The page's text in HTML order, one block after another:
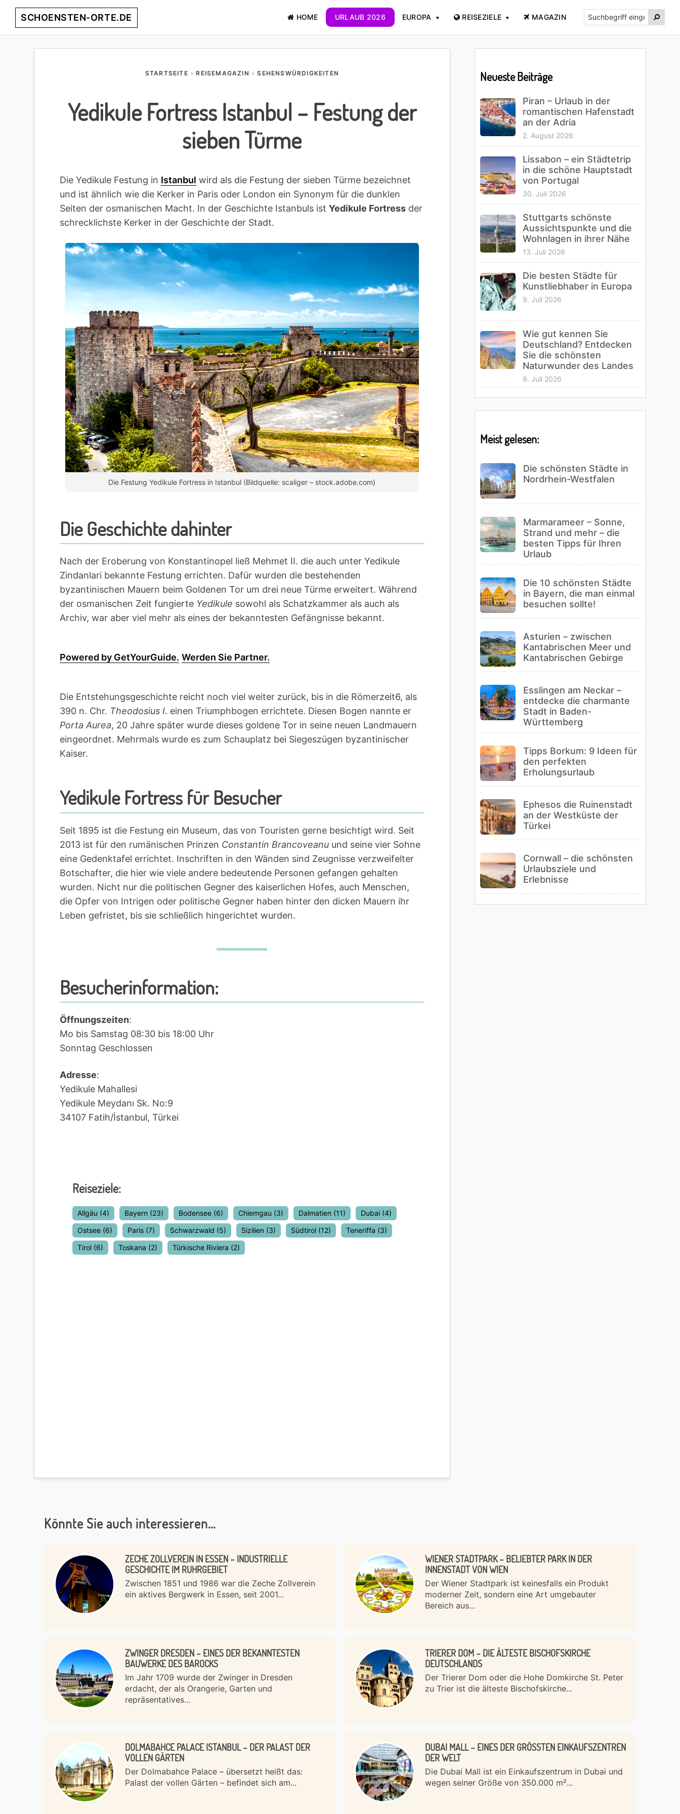
Skip
navigation
Skip
content
Skip
Skip
SCHOENSTEN-ORTE.DE HOME URLAUB 2026 EUROPA REISEZIELE MAGAZIN
Suchbegriff
eingeben...

STARTSEITE »REISEMAGAZIN »SEHENSWÜRDIGKEITEN
Yedikule Fortress Istanbul – Festung der
sieben Türme
Die Yedikule Festung in Istanbul wird als die Festung der sieben Türme bezeichnet
und ist ähnlich wie die Kerker in Paris oder London ein Synonym für die dunklen
Seiten der osmanischen Macht. In der Geschichte Istanbuls ist Yedikule Fortress der
schrecklichste Kerker in der Geschichte der Stadt.
Die Festung Yedikule Fortress in Istanbul (Bildquelle: scaliger – stock.adobe.com)
Die Geschichte dahinter
Nach der Eroberung von Konstantinopel ließ Mehmet II. die auch unter Yedikule
Zindanlari bekannte Festung errichten. Dafür wurden die bestehenden
byzantinischen Mauern beim Goldenen Tor um drei neue Türme erweitert. Während
der osmanischen Zeit fungierte Yedikule sowohl als Schatzkammer als auch als
Archiv, war aber viel mehr als eines der bekanntesten Gefängnisse bekannt.
Powered by GetYourGuide. Werden Sie Partner.
Die Entstehungsgeschichte reicht noch viel weiter zurück, bis in die Römerzeit6, als
390 n. Chr. Theodosius I. einen Triumphbogen errichtete. Diesen Bogen nannte er
Porta Aurea, 20 Jahre später wurde dieses goldene Tor in seine neuen Landmauern
eingeordnet. Mehrmals wurde es zum Schauplatz bei Siegeszügen byzantinischer
Kaiser.
Yedikule Fortress für Besucher
Seit 1895 ist die Festung ein Museum, das von Touristen gerne besichtigt wird. Seit
2013 ist für den rumänischen Prinzen Constantin Brancoveanu und seine vier Sohne
eine Gedenktafel errichtet. Inschriften in den Wänden sind Zeugnisse verzweifelter
Botschafter, die hier wie viele andere bedeutende Personen gefangen gehalten
wurden. Nicht nur die politischen Gegner des kaiserlichen Hofes, auch Menschen,
die Opfer von Intrigen oder politische Gegner haben hinter den dicken Mauern ihr
Leben gefristet, bis sie schließlich hingerichtet wurden.
Besucherinformation:
Öffnungszeiten:
Mo bis Samstag 08:30 bis 18:00 Uhr
Sonntag Geschlossen
Adresse:
Yedikule Mahallesi
Yedikule Meydanı Sk. No:9
34107 Fatih/İstanbul, Türkei
Reiseziele:
Allgäu (4) Bayern (23) Bodensee (6) Chiemgau (3) Dalmatien (11) Dubai (4)
Ostsee (6) Paris (7) Schwarzwald (5) Sizilien (3) Südtirol (12) Teneriffa (3)
Tirol (6) Toskana (2) Türkische Riviera (2)
Sidebar
Neueste Beiträge
Piran – Urlaub in der
romantischen Hafenstadt
an der Adria
2. August 2026
Lissabon – ein Städtetrip
in die schöne Hauptstadt
von Portugal
30. Juli 2026
Stuttgarts schönste
Aussichtspunkte und die
Wohnlagen in ihrer Nähe
13. Juli 2026
Die besten Städte für
Kunstliebhaber in Europa
9. Juli 2026
Wie gut kennen Sie
Deutschland? Entdecken
Sie die schönsten
Naturwunder des Landes
9. Juli 2026
Meist gelesen:
Die schönsten Städte in
Nordrhein-Westfalen
Marmarameer – Sonne,
Strand und mehr – die
besten Tipps für Ihren
Urlaub
Die 10 schönsten Städte
in Bayern, die man einmal
besuchen sollte!
Asturien – zwischen
Kantabrischen Meer und
Kantabrischen Gebirge
Esslingen am Neckar –
entdecke die charmante
Stadt in Baden-
Württemberg
Tipps Borkum: 9 Ideen für
den perfekten
Erholungsurlaub
Ephesos die Ruinenstadt
an der Westküste der
Türkei
Cornwall – die schönsten
Urlaubsziele und
Erlebnisse
Könnte Sie auch interessieren...
ZECHE ZOLLVEREIN IN ESSEN – INDUSTRIELLE
GESCHICHTE IM RUHRGEBIET
Zwischen 1851 und 1986 war die Zeche Zollverein
ein aktives Bergwerk in Essen, seit 2001...
WIENER STADTPARK – BELIEBTER PARK IN DER
INNENSTADT VON WIEN
Der Wiener Stadtpark ist keinesfalls ein Produkt
moderner Zeit, sondern eine Art umgebauter
Bereich aus...
ZWINGER DRESDEN – EINES DER BEKANNTESTEN
BAUWERKE DES BAROCKS
Im Jahr 1709 wurde der Zwinger in Dresden
erdacht, der als Orangerie, Garten und
repräsentatives...
TRIERER DOM – DIE ÄLTESTE BISCHOFSKIRCHE
DEUTSCHLANDS
Der Trierer Dom oder die Hohe Domkirche St. Peter
zu Trier ist die älteste Bischofskirche...
DOLMABAHCE PALACE ISTANBUL – DER PALAST DER
VOLLEN GÄRTEN
Der Dolmabahce Palace – übersetzt heißt das:
Palast der vollen Gärten – befindet sich am...
DUBAI MALL – EINES DER GRÖSSTEN EINKAUFSZENTREN D
ER WELT
Die Dubai Mall ist ein Einkaufszentrum in Dubai und
wegen seiner Größe von 350.000 m²...